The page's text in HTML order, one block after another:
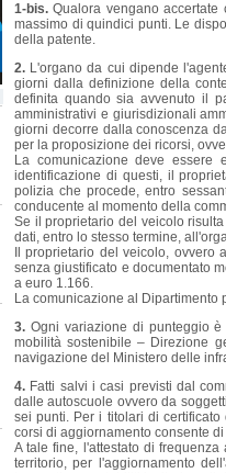
1-bis. Qualora vengano
massimo di quindici punti. Le
della patente.
2. L'organo da cui dipende
giorni dalla definizione della
definita quando sia avvenuto il
amministrativi e giurisdizionali
giorni decorre dalla conoscenza
per la proposizione dei ricorsi,
La comunicazione deve essere
identificazione di questi, il
polizia che procede, entro
conducente al momento della
Se il proprietario del veicolo
dati, entro lo stesso termine,
Il proprietario del veicolo,
senza giustificato e documentato
a euro 1.166.
La comunicazione al Dipartimento
3. Ogni variazione di punteggio
mobilità sostenibile – Direzione
navigazione del Ministero delle
4. Fatti salvi i casi previsti dal
dalle autoscuole ovvero da
sei punti. Per i titolari di
corsi di aggiornamento consente
A tale fine, l'attestato di
territorio, per l'aggiornamento